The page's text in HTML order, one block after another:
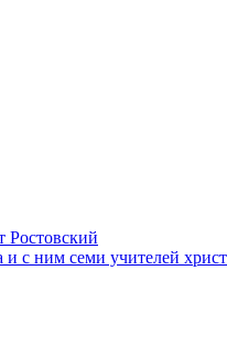
Ростовский
и с ним семи учителей